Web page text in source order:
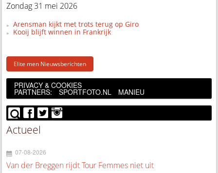
Zondag 31 mei 2026
Arensman kijkt met trots terug op Giro
Kooij blijft winnen in Frankrijk
Elite men Nieuwsberichten
PRIVACY & COOKIES
PARTNERS: SPORTFOTO.NL MANIEU
Actueel
07-08-2026
Van der Breggen rijdt Tour Femmes niet uit